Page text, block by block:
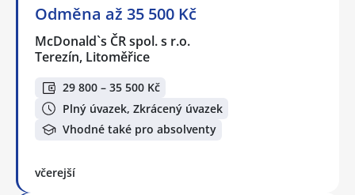
Odměna až 35 500 Kč
McDonald`s ČR spol. s r.o.
Terezín, Litoměřice
29 800 – 35 500 Kč
Plný úvazek, Zkrácený úvazek
Vhodné také pro absolventy
včerejší